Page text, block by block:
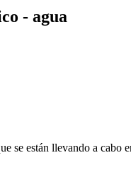
- agua
están llevando a cabo